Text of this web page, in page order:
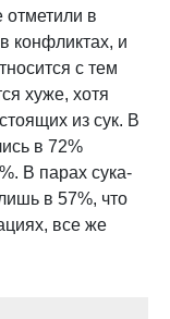
отметили в
конфликтах, и
с тем
хуже, хотя
из сук. В
в 72%
В парах сука-
в 57%, что
все же